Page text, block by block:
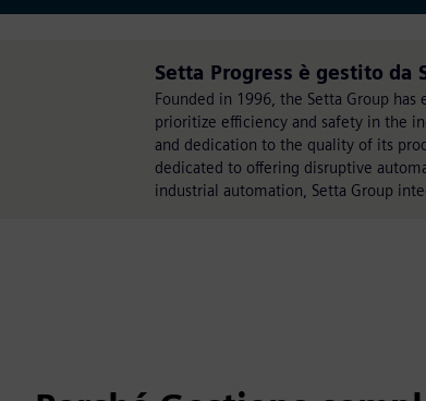
Setta Progress è gestito da
Founded in 1996, the Setta Group
prioritize efficiency and safety in the
and dedication to the quality of its
dedicated to offering disruptive
industrial automation, Setta Group